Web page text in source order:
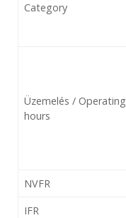
Category
Üzemelés / Operating
hours
NVFR
IFR